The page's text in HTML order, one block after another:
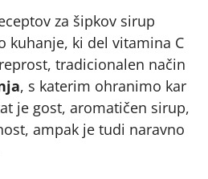
za šipkov sirup
kuhanje, ki del vitamina C
tradicionalen način
, s katerim ohranimo kar
je gost, aromatičen sirup,
ampak je tudi naravno